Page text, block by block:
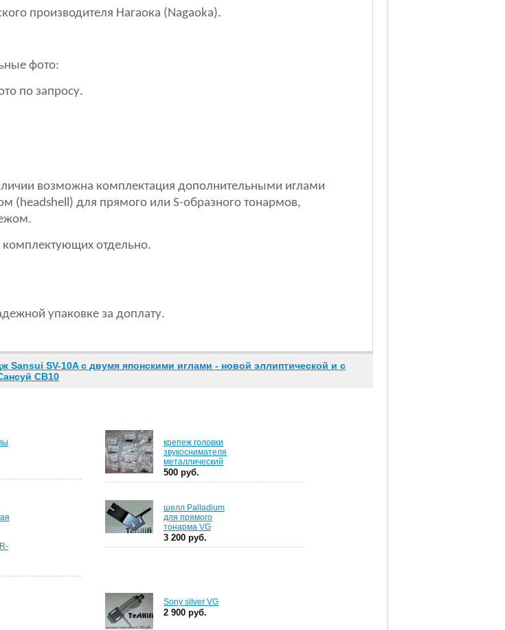
производителя Нагаока (Nagaoka).
фото:
по запросу.
возможна комплектация дополнительными иглами
(headshell) для прямого или S-образного тонармов,
отдельно.
упаковке за доплату.
Sansui SV-10A с двумя японскими иглами - новой эллиптической и с
СВ10
крепеж головки
звукоснимателя
металлический
500 руб.
шелл Palladium
для прямого
тонарма VG
3 200 руб.
Sony silver VG
2 900 руб.